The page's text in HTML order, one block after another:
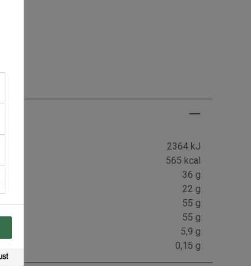
2364 kJ
565 kcal
36 g
22 g
55 g
55 g
5,9 g
0,15 g